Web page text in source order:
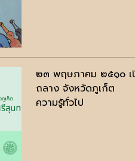
๒๓ พฤษภาคม ๒๕๑๐ เ
ถลาง จังหวัดภูเก็ต
ความรู้ทั่วไป